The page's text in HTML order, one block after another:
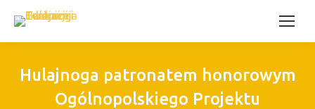
Hulajnoga patronatem honorowym
Ogólnopolskiego Projektu